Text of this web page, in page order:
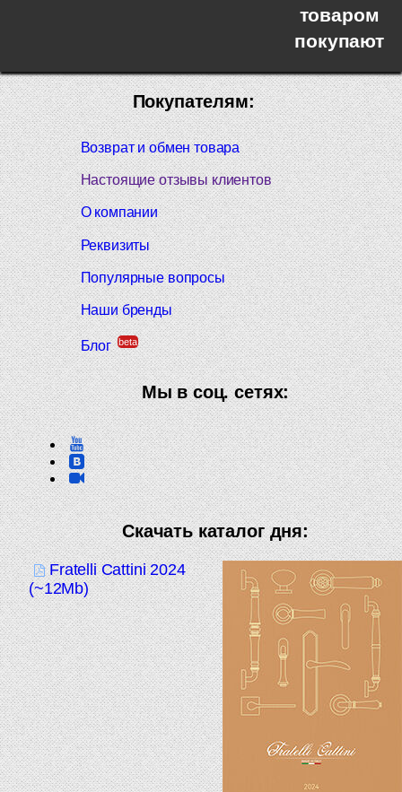
товаром
покупают
Покупателям:
Возврат и обмен товара
Настоящие отзывы клиентов
О компании
Реквизиты
Популярные вопросы
Наши бренды
Блог beta
Мы в соц. сетях:
Скачать каталог дня:
Fratelli Cattini 2024
(~12Mb)